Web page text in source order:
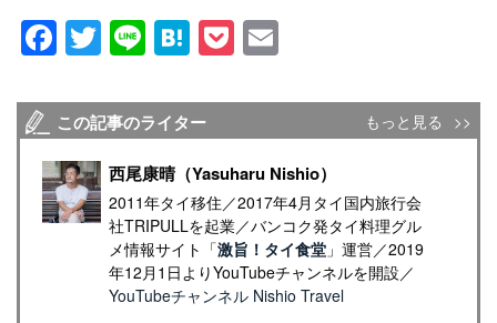
Facebook
Twitter
LineHatenaPocket
この記事のライター もっと見る
西尾康晴（Yasuharu Nishio）
2011年タイ移住／2017年4月タイ国内旅行会
社TRIPULLを起業／バンコク発タイ料理グル
メ情報サイト「激旨！タイ食堂」運営／2019
年12月1日よりYouTubeチャンネルを開設／
YouTubeチャンネル Nishio Travel